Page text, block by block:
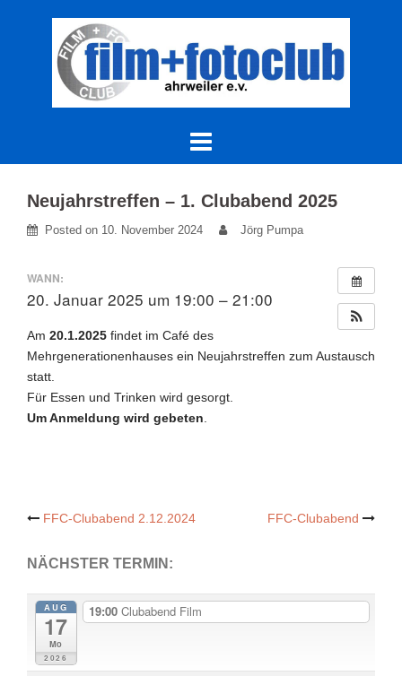
Neujahrstreffen – 1. Clubabend 2025
Posted on 10. November 2024 Jörg Pumpa
WANN:
20. Januar 2025 um 19:00 – 21:00
Am 20.1.2025 findet im Café des
Mehrgenerationenhauses ein Neujahrstreffen zum Austausch
statt.
Für Essen und Trinken wird gesorgt.
Um Anmeldung wird gebeten
Post
navigation
FFC-Clubabend 2.12.2024 FFC-Clubabend
NÄCHSTER TERMIN:
AUG
17
Mo
2026
19:00 Clubabend Film